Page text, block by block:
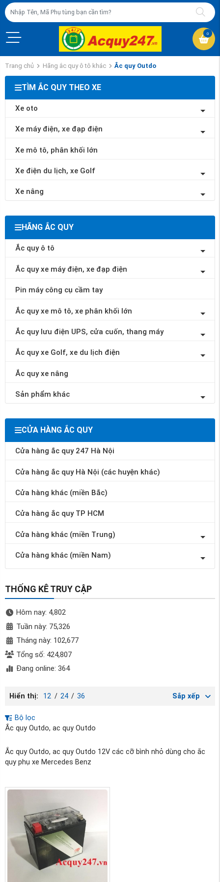
0
Trang chủ Hãng ắc quy ô tô khác Ắc quy Outdo
TÌM ẮC QUY THEO XE
Xe oto
Xe máy điện, xe đạp điện
Xe mô tô, phân khối lớn
Xe điện du lịch, xe Golf
Xe nâng
HÃNG ẮC QUY
Ắc quy ô tô
Ắc quy xe máy điện, xe đạp điện
Pin máy công cụ cầm tay
Ắc quy xe mô tô, xe phân khối lớn
Ắc quy lưu điện UPS, cửa cuốn, thang máy
Ắc quy xe Golf, xe du lịch điện
Ắc quy xe nâng
Sản phẩm khác
CỬA HÀNG ẮC QUY
Cửa hàng ắc quy 247 Hà Nội
Cửa hàng ắc quy Hà Nội (các huyện khác)
Cửa hàng khác (miền Bắc)
Cửa hàng ắc quy TP HCM
Cửa hàng khác (miền Trung)
Cửa hàng khác (miền Nam)
THỐNG KÊ TRUY CẬP
Hôm nay: 4,802
Tuần này: 75,326
Tháng này: 102,677
Tổng số: 424,807
Đang online: 364
Hiển thị: 12 / 24 / 36 Sắp xếp
Bộ lọc
Ắc quy Outdo, ac quy Outdo
Ắc quy Outdo, ac quy Outdo 12V các cỡ bình nhỏ dùng cho ắc
quy phụ xe Mercedes Benz